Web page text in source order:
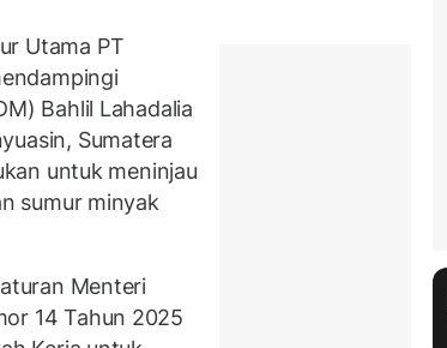
Utama PT
Bahlil Lahadalia
Sumatera
untuk meninjau
sumur minyak
Menteri
14 Tahun 2025